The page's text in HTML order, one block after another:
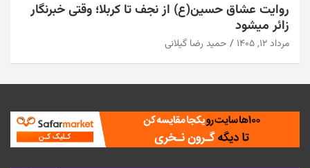
روایت عشاق حسین(ع) از نجف تا کربلا؛ وقتی خبرنگار
زائر میشود
مرداد ۱۲, ۱۴۰۵ حمید رضا گیلانی